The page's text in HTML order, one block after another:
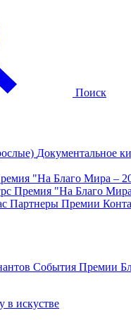
Поиск
Документальное
"На Благо Мира –
Премия "На Благо
Партнеры Премии
События Премии
в искустве